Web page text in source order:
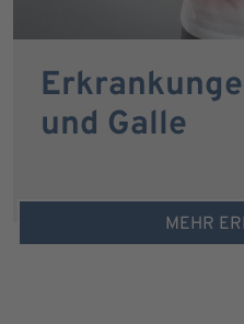
und Galle
MEHR